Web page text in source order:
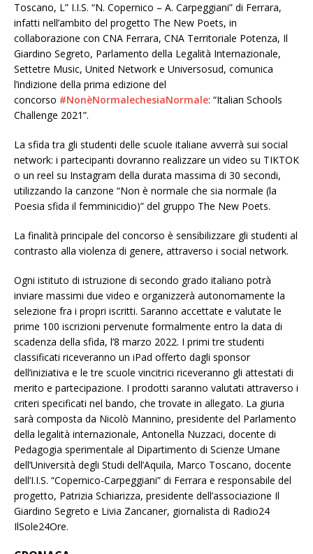
Toscano, L” I.I.S. “N. Copernico – A. Carpeggiani” di Ferrara,
infatti nell’ambito del progetto The New Poets, in
collaborazione con CNA Ferrara, CNA Territoriale Potenza, Il
Giardino Segreto, Parlamento della Legalità Internazionale,
Settetre Music, United Network e Universosud, comunica
l’indizione della prima edizione del
concorso #NonèNormalechesiaNormale: “Italian Schools
Challenge 2021”.
La sfida tra gli studenti delle scuole italiane avverrà sui social
network: i partecipanti dovranno realizzare un video su TIKTOK
o un reel su Instagram della durata massima di 30 secondi,
utilizzando la canzone “Non è normale che sia normale (la
Poesia sfida il femminicidio)” del gruppo The New Poets.
La finalità principale del concorso è sensibilizzare gli studenti al
contrasto alla violenza di genere, attraverso i social network.
Ogni istituto di istruzione di secondo grado italiano potrà
inviare massimi due video e organizzerà autonomamente la
selezione fra i propri iscritti. Saranno accettate e valutate le
prime 100 iscrizioni pervenute formalmente entro la data di
scadenza della sfida, l’8 marzo 2022. I primi tre studenti
classificati riceveranno un iPad offerto dagli sponsor
dell’iniziativa e le tre scuole vincitrici riceveranno gli attestati di
merito e partecipazione. I prodotti saranno valutati attraverso i
criteri specificati nel bando, che trovate in allegato. La giuria
sarà composta da Nicolò Mannino, presidente del Parlamento
della legalità internazionale, Antonella Nuzzaci, docente di
Pedagogia sperimentale al Dipartimento di Scienze Umane
dell’Università degli Studi dell’Aquila, Marco Toscano, docente
dell’I.I.S. “Copernico-Carpeggiani” di Ferrara e responsabile del
progetto, Patrizia Schiarizza, presidente dell’associazione Il
Giardino Segreto e Livia Zancaner, giornalista di Radio24
IlSole24Ore.